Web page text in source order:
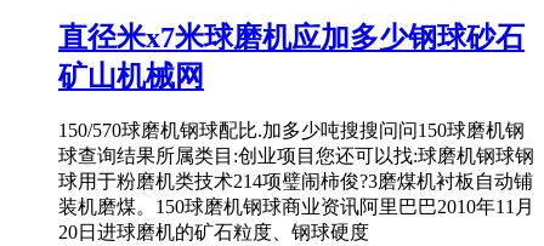
直径米x7米球磨机应加多少钢球砂石
矿山机械网
150/570球磨机钢球配比.加多少吨搜搜问问150球磨机钢
球查询结果所属类目:创业项目您还可以找:球磨机钢球钢
球用于粉磨机类技术214项璧闹柿俊?3磨煤机衬板自动铺
装机磨煤。150球磨机钢球商业资讯阿里巴巴2010年11月
20日进球磨机的矿石粒度、钢球硬度